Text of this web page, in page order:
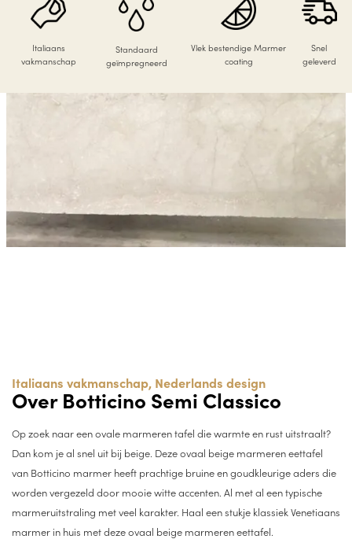
Italiaans
vakmanschap
Standaard
geïmpregneerd
Vlek bestendige Marmer
coating
Snel
geleverd
Italiaans vakmanschap, Nederlands design
Over Botticino Semi Classico
Op zoek naar een ovale marmeren tafel die warmte en rust uitstraalt?
Dan kom je al snel uit bij beige. Deze ovaal beige marmeren eettafel
van Botticino marmer heeft prachtige bruine en goudkleurige aders die
worden vergezeld door mooie witte accenten. Al met al een typische
marmeruitstraling met veel karakter. Haal een stukje klassiek Venetiaans
marmer in huis met deze ovaal beige marmeren eettafel.